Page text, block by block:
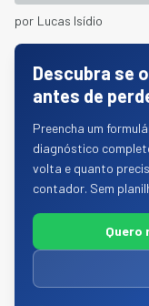
por Lucas Isídio
Descubra se
antes de
Preencha um
diagnóstico
volta e quanto
contador. Sem
Quero